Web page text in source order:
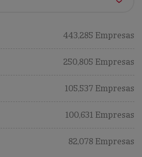
443,285 Empresas
250,805 Empresas
105,537 Empresas
100,631 Empresas
82,078 Empresas